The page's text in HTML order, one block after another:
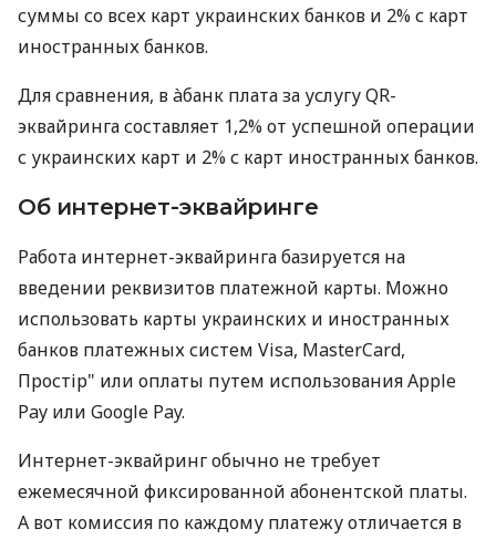
суммы со всех карт украинских банков и 2% с карт
иностранных банков.
Для сравнения, в àбанк плата за услугу QR-
эквайринга составляет 1,2% от успешной операции
с украинских карт и 2% с карт иностранных банков.
Об интернет-эквайринге
Работа интернет-эквайринга базируется на
введении реквизитов платежной карты. Можно
использовать карты украинских и иностранных
банков платежных систем Visa, MasterCard,
Простір" или оплаты путем использования Apple
Pay или Google Pay.
Интернет-эквайринг обычно не требует
ежемесячной фиксированной абонентской платы.
А вот комиссия по каждому платежу отличается в